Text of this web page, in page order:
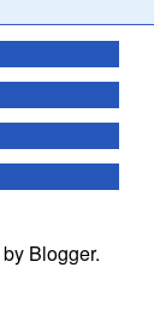
Blogger.